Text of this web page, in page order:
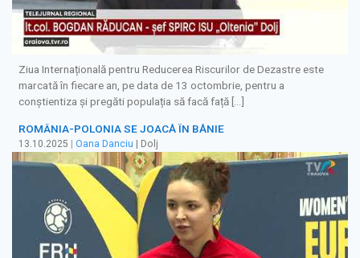
Ziua Internațională pentru Reducerea Riscurilor de Dezastre este
marcată în fiecare an, pe data de 13 octombrie, pentru a
conștientiza și pregăti populația să facă față […]
ROMÂNIA-POLONIA SE JOACĂ ÎN BĂNIE
13.10.2025 Oana Danciu | Dolj